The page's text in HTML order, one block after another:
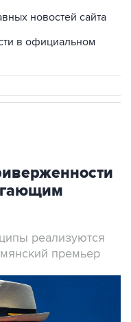
новостей сайта
в официальном
реализуются
премьер